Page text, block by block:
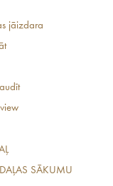
jāizdara
SĀKUMU